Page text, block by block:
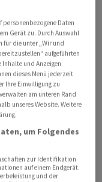
am Freitag
stark nach oben
Aktie 9 Prozent
der höchste Stand
beträgt
von 623
für
einem Kursziel
nicht mehr
Daten
Gerät zu. Durch Auswahl
für die unter „Wir und
aufgeführten
und Anzeigen
dieses Menü jederzeit
Ihre Einwilligung zu
am unteren Rand
unseres Website. Weitere
um Folgendes
zur Identifikation
auf einem Endgerät.
und der